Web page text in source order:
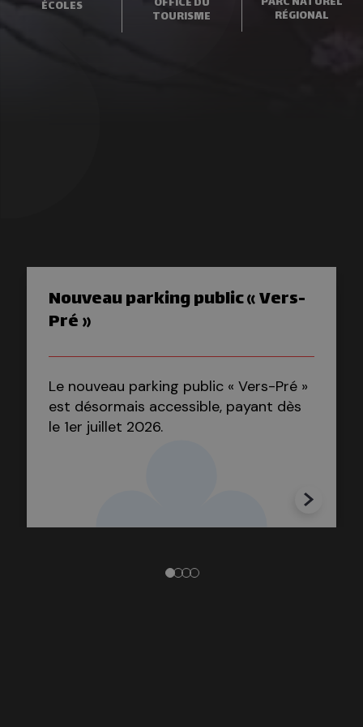
ÉCOLES
TOURISME RÉGIONAL
Nouveau parking public « Vers-
Pré »
Le nouveau parking public « Vers-Pré »
est désormais accessible, payant dès
le 1er juillet 2026.
1234